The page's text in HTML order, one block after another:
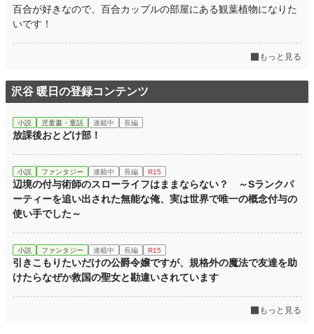
百合が好きなので、百合カップルの部屋にある観葉植物になりた
いです！
もっと見る
沢谷 暖日の登録コンテンツ
小説 児童書・童話 連載中 長編
放課後おとどけ部！
小説 ファンタジー 連載中 長編 R15
辺境の付与術師のスローライフはままならない？ ～Sランクパ
ーティーを追い出された無能な俺、実は世界で唯一の概念付与の
使い手でした～
小説 ファンタジー 連載中 長編 R15
引きこもりたいだけの公爵令嬢ですが、規格外の魔法で友達を助
けたらなぜか救国の聖女と勘違いされています
もっと見る